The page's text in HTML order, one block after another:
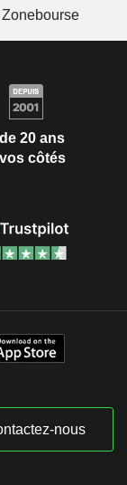
20 ans
côtés
nous